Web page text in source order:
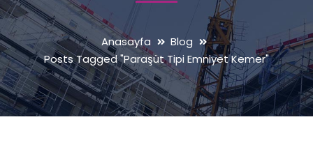
Anasayfa
Blog
Posts Tagged "Paraşüt Tipi Emniyet Kemer"